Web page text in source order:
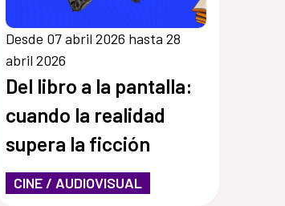
Desde 07 abril 2026 hasta 28
abril 2026
Del libro a la pantalla:
cuando la realidad
supera la ficción
CINE / AUDIOVISUAL